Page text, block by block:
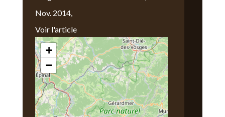
Nov. 2014,
Voir l'article
Nous Trouver
+
−